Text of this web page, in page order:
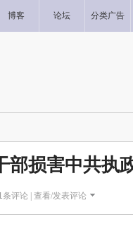
博客 论坛 分类广告
部损害中共执
条评论 | 查看/发表评论